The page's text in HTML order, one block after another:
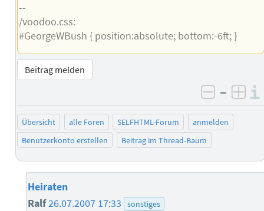
--
/voodoo.css:
#GeorgeWBush { position:absolute; bottom:-6ft; }
Beitrag melden
negativ
–
Übersicht alle Foren SELFHTML-Forum
anmelden
Benutzerkonto erstellen
Beitrag im Thread-Baum
Heiraten
Ralf26.07.2007 17:33 sonstiges